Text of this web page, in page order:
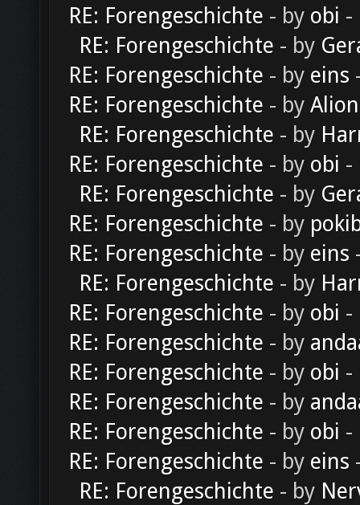
RE: Forengeschichte - by obi -
RE: Forengeschichte - by
RE: Forengeschichte - by eins
RE: Forengeschichte - by Alion
RE: Forengeschichte - by
RE: Forengeschichte - by obi -
RE: Forengeschichte - by
RE: Forengeschichte - by
RE: Forengeschichte - by eins
RE: Forengeschichte - by
RE: Forengeschichte - by obi -
RE: Forengeschichte - by
RE: Forengeschichte - by obi -
RE: Forengeschichte - by
RE: Forengeschichte - by obi -
RE: Forengeschichte - by eins
RE: Forengeschichte - by